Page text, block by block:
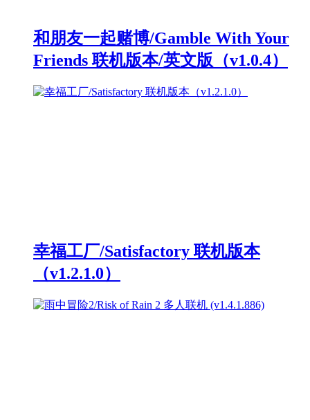
和朋友一起赌博/Gamble With Your
Friends 联机版本/英文版（v1.0.4）
幸福工厂/Satisfactory 联机版本
（v1.2.1.0）